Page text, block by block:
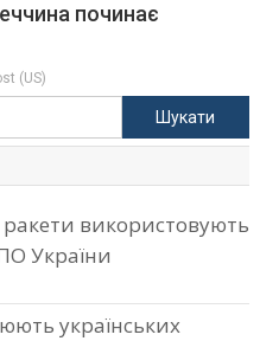
починає
(US)
Пошук:
ракети використовують
України
українських